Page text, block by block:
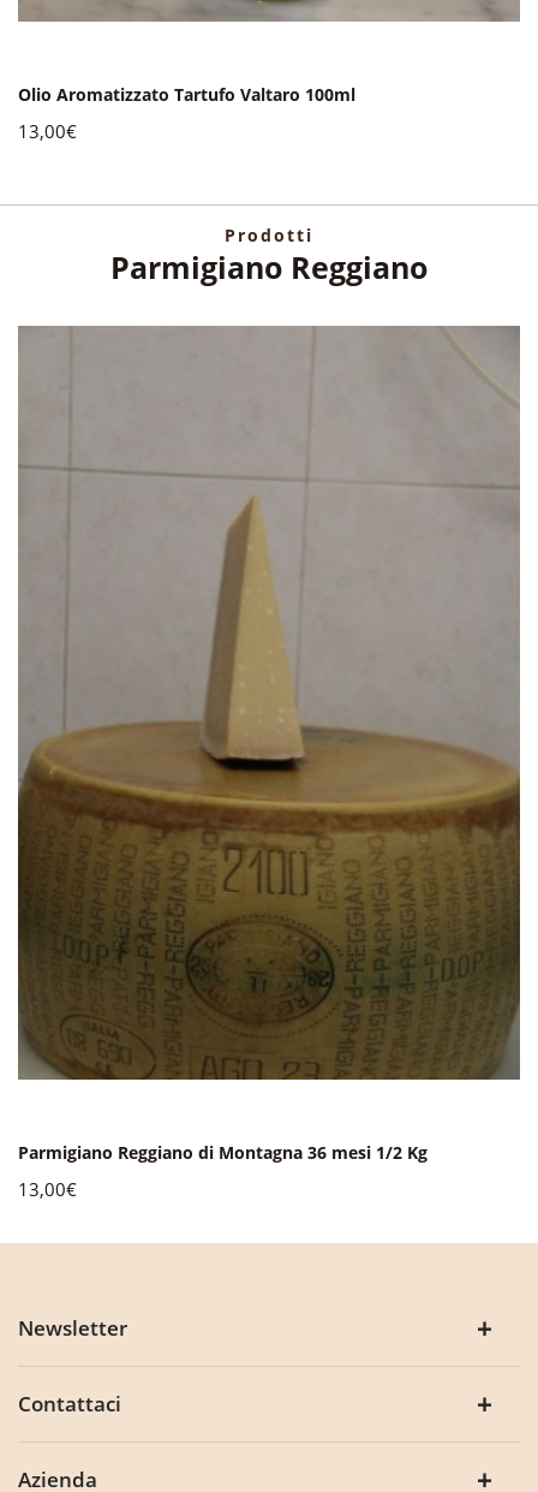
Olio Aromatizzato Tartufo Valtaro 100ml
13,00€
Prodotti
Parmigiano Reggiano
Parmigiano Reggiano di Montagna 36 mesi 1/2 Kg
13,00€
Newsletter
Contattaci
Azienda